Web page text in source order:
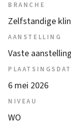
BRANCHE
Zelfstandige
AANSTELLING
Vaste aanstelling
6 mei 2026
NIVEAU
WO